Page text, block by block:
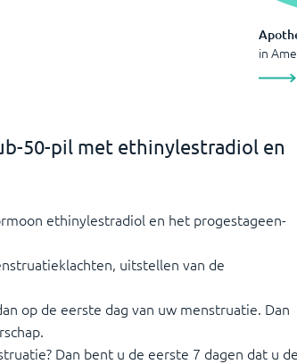
in
50-pil met ethinylestradiol en
ethinylestradiol en het progestageen-
uitstellen van de
op de eerste dag van uw menstruatie. Dan
Dan bent u de eerste 7 dagen dat u de